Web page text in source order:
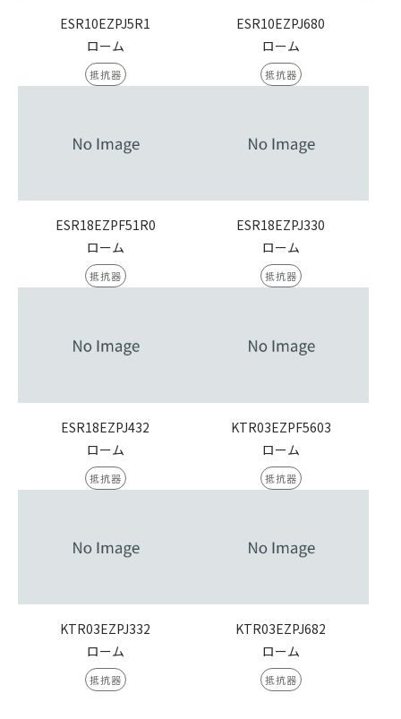
ESR10EZPJ5R1
ローム
抵抗器
ESR10EZPJ680
ローム
抵抗器
ESR18EZPF51R0
ローム
抵抗器
ESR18EZPJ330
ローム
抵抗器
ESR18EZPJ432
ローム
抵抗器
KTR03EZPF5603
ローム
抵抗器
KTR03EZPJ332
ローム
抵抗器
KTR03EZPJ682
ローム
抵抗器